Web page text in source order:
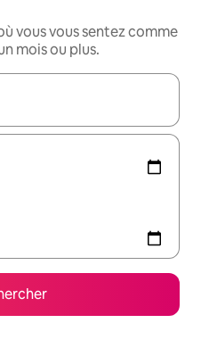
vous vous sentez comme
mois ou plus.
utilisez les flèches vers le